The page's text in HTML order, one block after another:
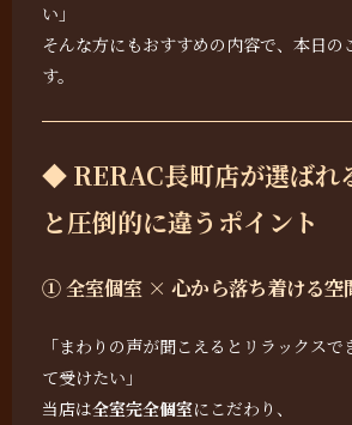
い」
そんな方にもおすすめの内容で、本日の
す。
◆ RERAC長町店が選ばれ
と圧倒的に違うポイント
① 全室個室 × 心から落ち着ける空
「まわりの声が聞こえるとリラックス
て受けたい」
当店は全室完全個室にこだわり、